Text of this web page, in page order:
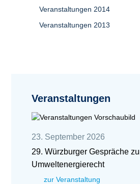
Veranstaltungen 2014
Veranstaltungen 2013
Veranstaltungen
23. September 2026
29. Würzburger Gespräche
Umweltenergierecht
zur Veranstaltung